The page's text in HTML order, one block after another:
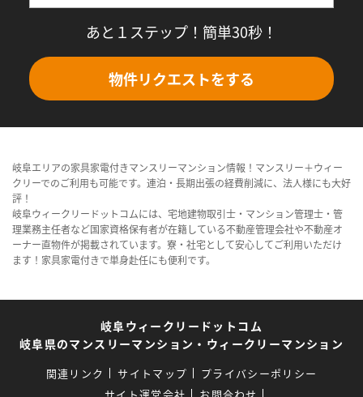
あと１ステップ！簡単30秒！
物件リクエストをする
岐阜エリアの家具家電付きマンスリーマンション情報！マンスリー＋ウィー
クリーでのご利用も可能です。連泊・長期出張の経費削減に、法人様にも大好
評！
岐阜ウィークリードットコムには、宅地建物取引士・マンション管理士・管
理業務主任者など国家資格保有者が在籍している不動産管理会社や不動産オ
ーナー直物件が掲載されています。寮・社宅として安心してご利用いただけ
ます！家具家電付きで単身赴任にも便利です。
岐阜ウィークリードットコム
岐阜県のマンスリーマンション・ウィークリーマンション
関連リンク サイトマップ
プライバシーポリシー
サイト運営会社
お問合わせ